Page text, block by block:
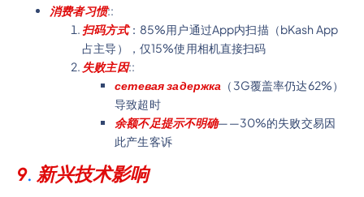
消费者习惯::
扫码方式：85%用户通过App内扫描（bKash App
占主导），仅15%使用相机直接扫码
失败主因::
сетевая задержка （3G覆盖率仍达62%）
导致超时
余额不足提示不明确——30%的失败交易因
此产生客诉
9. 新兴技术影响